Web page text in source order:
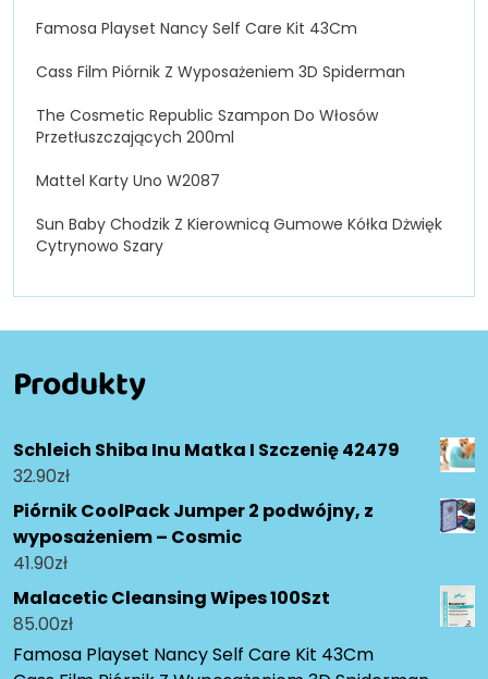
Famosa Playset Nancy Self Care Kit 43Cm
Cass Film Piórnik Z Wyposażeniem 3D Spiderman
The Cosmetic Republic Szampon Do Włosów
Przetłuszczających 200ml
Mattel Karty Uno W2087
Sun Baby Chodzik Z Kierownicą Gumowe Kółka Dżwięk
Cytrynowo Szary
Produkty
Schleich Shiba Inu Matka I Szczenię 42479
32.90zł
Piórnik CoolPack Jumper 2 podwójny, z
wyposażeniem – Cosmic
41.90zł
Malacetic Cleansing Wipes 100Szt
85.00zł
Famosa Playset Nancy Self Care Kit 43Cm